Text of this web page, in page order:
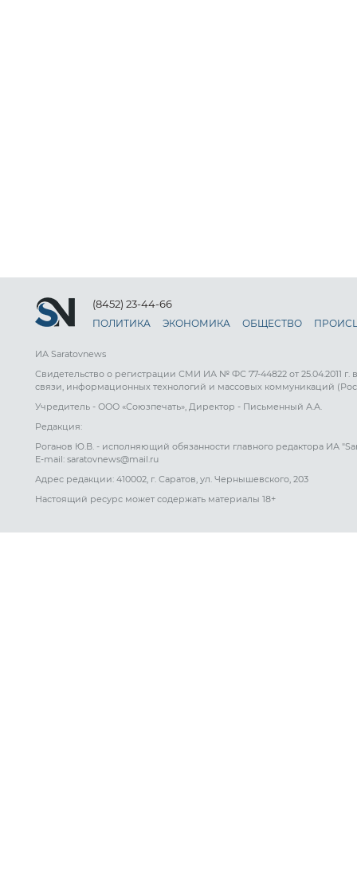
(8452) 23-44-66
ПОЛИТИКА ЭКОНОМИКА ОБЩЕСТВО
ИА Saratovnews
Свидетельство о регистрации СМИ ИА № ФС 77-44822 от 25.04.2011
связи, информационных технологий и массовых коммуникаций
Учредитель - ООО «Союзпечать», Директор - Письменный А.А.
Редакция:
Роганов Ю.В. - исполняющий обязанности главного редактора ИА
E-mail: saratovnews@mail.ru
Адрес редакции: 410002, г. Саратов, ул. Чернышевского, 203
Настоящий ресурс может содержать материалы 18+